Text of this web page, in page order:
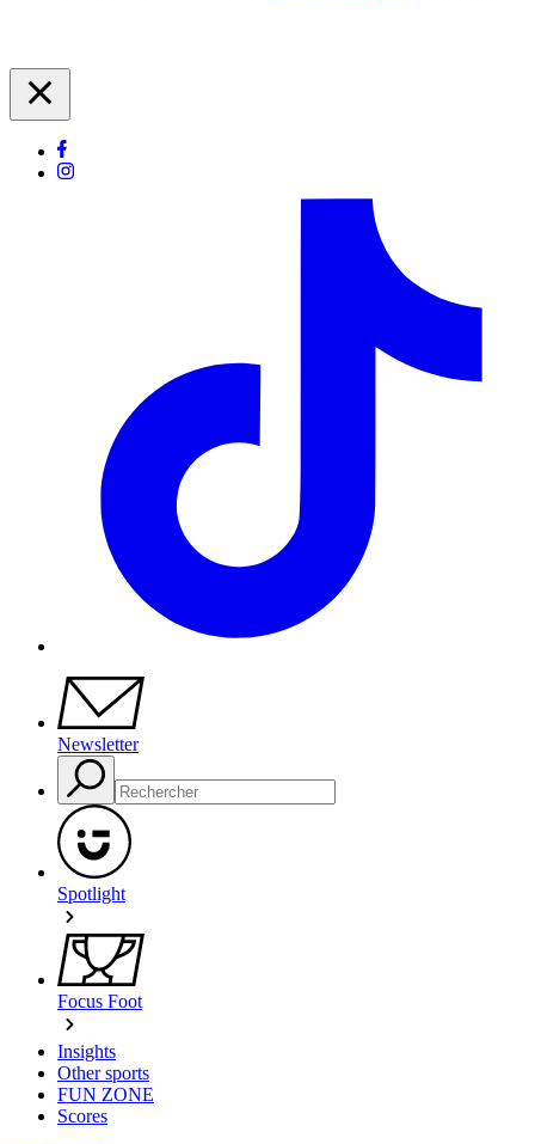
Newsletter
Spotlight
Focus Foot
Insights
Other sports
FUN ZONE
Scores